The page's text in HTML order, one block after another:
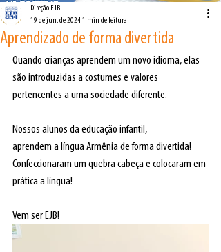
Aprendizado de forma divertida
Direção EJB
19 de jun. de 20241 min de leitura
Quando crianças aprendem um novo idioma, elas
são introduzidas a costumes e valores
pertencentes a uma sociedade diferente.
Nossos alunos da educação infantil,
aprendem a língua Armênia de forma divertida!
Confeccionaram um quebra cabeça e colocaram em
prática a língua!
Vem ser EJB!